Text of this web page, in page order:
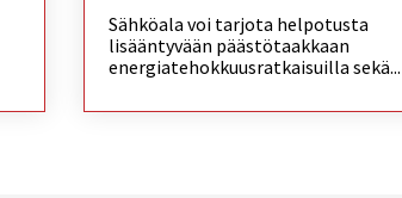
Sähköala voi tarjota helpotusta
lisääntyvään päästötaakkaan
energiatehokkuusratkaisuilla sekä...